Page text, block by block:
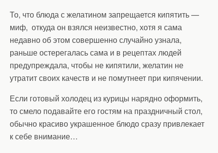
То, что блюда с желатином запрещается кипятить —
миф, откуда он взялся неизвестно, хотя я сама
недавно об этом совершенно случайно узнала,
раньше остерегалась сама и в рецептах людей
предупреждала, чтобы не кипятили, желатин не
утратит своих качеств и не помутнеет при кипячении.
Если готовый холодец из курицы нарядно оформить,
то смело подавайте его гостям на праздничный стол,
обычно красиво украшенное блюдо сразу привлекает
к себе внимание…